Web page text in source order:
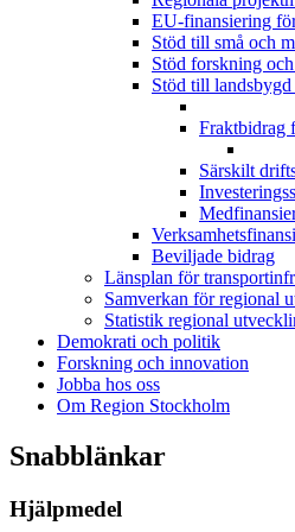
EU-finansiering
Stöd till små och
Stöd forskning
Stöd till landsbygd
Fraktbidrag
Särskilt
Beviljade bidrag
Länsplan för
Samverkan för regional
Statistik regional
Demokrati och politik
Forskning och innovation
Jobba hos oss
Om Region Stockholm
Snabblänkar
Hjälpmedel